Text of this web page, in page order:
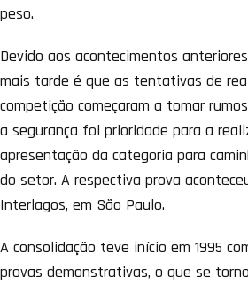
peso.
Devido aos acontecimentos
mais tarde é que as tentativas de
competição começaram a tomar
a segurança foi prioridade para a
apresentação da categoria para
do setor. A respectiva prova
Interlagos, em São Paulo.
A consolidação teve início em 1995
provas demonstrativas, o que se